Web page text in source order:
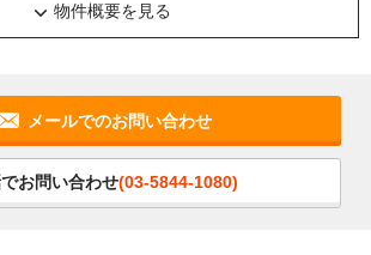
物件概要を見る
メールでのお問い合わせ
お問い合わせ(03-5844-1080)